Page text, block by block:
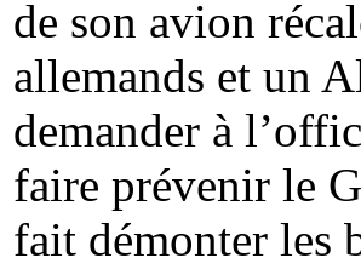
de son avion
allemands et un
demander à
faire prévenir le
fait démonter les